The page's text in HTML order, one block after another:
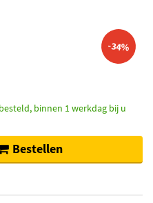
-34%
binnen 1 werkdag bij u
Bestellen